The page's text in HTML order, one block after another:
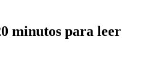
minutos para leer